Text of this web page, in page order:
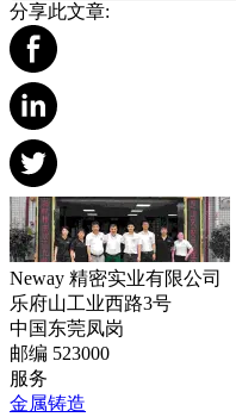
分享此文章:
Neway 精密实业有限公司
乐府山工业西路3号
中国东莞凤岗
邮编 523000
服务
金属铸造